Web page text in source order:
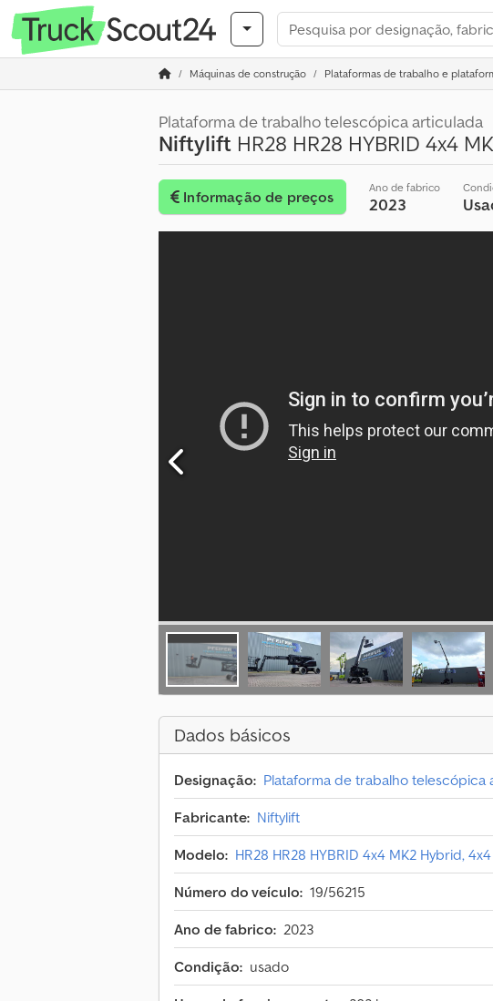
Máquinas de construção Plataformas de trabalho e
Plataforma de trabalho telescópica articulada
Niftylift HR28 HR28 HYBRID 4x4
Informação de preços
Ano de fabrico
2023
Dados básicos
Designação: Plataforma de trabalho telescópica
Fabricante: Niftylift
Modelo: HR28 HR28 HYBRID 4x4 MK2 Hybrid,
Número do veículo: 19/56215
Ano de fabrico: 2023
Condição: usado